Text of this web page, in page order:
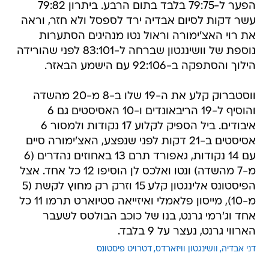
הפער ל-79:75 בלבד בתום הרבע. ביתרון 79:82
עשר דקות לסיום אבדיה ירד לספסל ולא חזר, וראה
את רוי האצ'ימורה וראול נטו מנהיגים הסתערות
נוספת של וושינגטון שברחה ל-83:101 לפני שהורידה
הילוך והסתפקה ב-92:106 עם הישמע הבאזר.
ווסטברוק קלע את ה-19 שלו ב-8 מ-20 מהשדה
והוסיף ל-19 הריבאונדים ו-10 האסיסטים גם 6
איבודים. ביל הספיק לקלוע 17 נקודות ולמסור 6
אסיסטים ב-21 דקות לפני שנפצע, האצ'ימורה סיים
עם 14 נקודות, גאפורד תרם 13 באחוזים נהדרים (6
מ-7 מהשדה) ונטו ואלכס לן הוסיפו 12 כל אחד. אצל
הפיסטונס אלינגטון קלע 15 וזרק רק מחוץ לקשת (5
מ-10), מייסון פלאמלי ואיזייאה סטיוארט תרמו 11 כל
אחד וג'רמי גרנט, בנו של כוכב הבולטס לשעבר
הארווי גרנט, נעצר על 9 בלבד.
דני אבדיה וושינגטון וויזארדס דטרויט פיסטונס